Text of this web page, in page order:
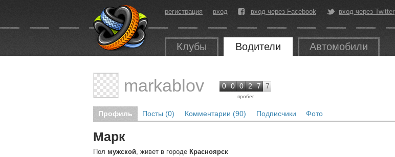
регистрация вход вход через Facebook вход через Twitter
Клубы Водители Автомобили
markablov 0 0 0 2 7 7
пробег
Профиль Посты (0) Комментарии (90) Подписчики Фото
Марк
Пол мужской, живет в городе Красноярск